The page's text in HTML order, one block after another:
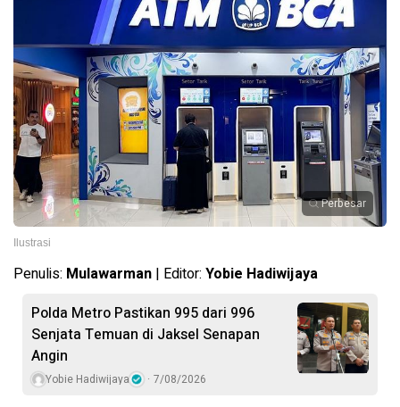
Perbesar
Ilustrasi
Penulis: Mulawarman | Editor: Yobie Hadiwijaya
Polda Metro Pastikan 995 dari 996
Senjata Temuan di Jaksel Senapan
Angin
Yobie Hadiwijaya 7/08/2026